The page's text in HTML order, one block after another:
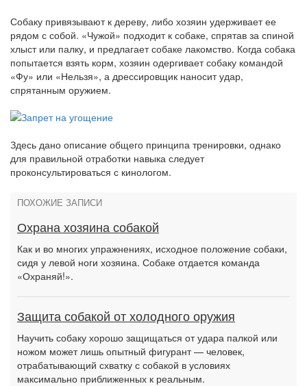
Собаку привязывают к дереву, либо хозяин удерживает ее
рядом с собой. «Чужой» подходит к собаке, спрятав за спиной
хлыст или палку, и предлагает собаке лакомство. Когда собака
попытается взять корм, хозяин одергивает собаку командой
«Фу» или «Нельзя», а дрессировщик наносит удар,
спрятанным оружием.
Здесь дано описание общего принципа тренировки, однако
для правильной отработки навыка следует
проконсультироваться с кинологом.
ПОХОЖИЕ ЗАПИСИ
Охрана хозяина собакой
Как и во многих упражнениях, исходное положение собаки,
сидя у левой ноги хозяина. Собаке отдается команда
«Охраняй!».
Защита собакой от холодного оружия
Научить собаку хорошо защищаться от удара палкой или
ножом может лишь опытный фигурант — человек,
отрабатывающий схватку с собакой в условиях
максимально приближенных к реальным.